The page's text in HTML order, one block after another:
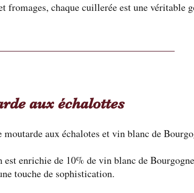
fromages, chaque cuillerée est une véritable
aux échalottes
aux échalotes et vin blanc de
enrichie de 10% de vin blanc de
touche de sophistication.